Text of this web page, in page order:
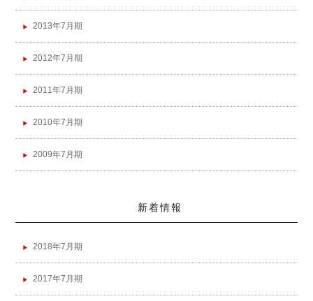
2013年7月期
2012年7月期
2011年7月期
2010年7月期
2009年7月期
新着情報
2018年7月期
2017年7月期